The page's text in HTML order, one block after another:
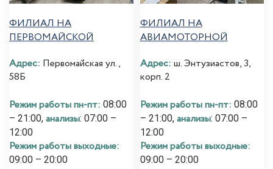
ФИЛИАЛ НА
ПЕРВОМАЙСКОЙ
Адрес: Первомайская ул.,
58Б
Режим работы пн-пт: 08:00
– 21:00, анализы: 07:00 –
12:00
Режим работы выходные:
09:00 – 20:00
ФИЛИАЛ НА
АВИАМОТОРНОЙ
Адрес: ш. Энтузиастов, 3,
корп. 2
Режим работы пн-пт: 08:00
– 21:00, анализы: 07:00 –
12:00
Режим работы выходные:
09:00 – 20:00